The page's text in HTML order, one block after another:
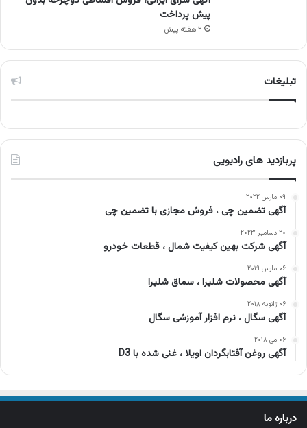
پیش پرداخت
۲ هفته پیش
تبلیغات
پربازدید های رادیویی
۰۹ مارس ۲۰۲۲
آگهی تضمین چی ، فروش مجازی با تضمین چی
۲۰ دسامبر ۲۰۲۳
آگهی شرکت بهین کیفیت شمال ، قطعات خودرو
۰۶ مارس ۲۰۱۹
آگهی محصولات شلیرا ، سماق شلیرا
۰۶ ژانویه ۲۰۱۸
آگهی سگال ، نرم افزار آموزشی سگال
۰۶ می ۲۰۱۸
آگهی روغن آفتابگردان اویلا ، غنی شده با D3
درباره ما